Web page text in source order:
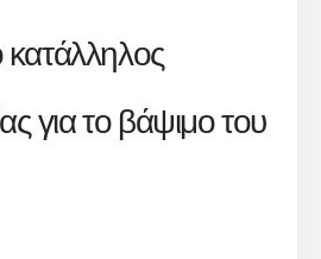
κατάλληλος
για το βάψιμο του